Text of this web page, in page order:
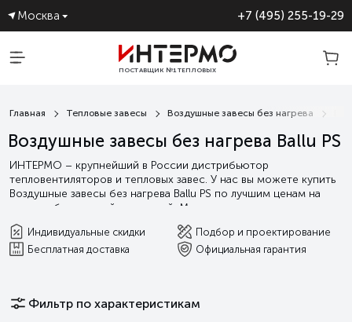
Москва +7 (495) 255-19-29
ПОСТАВЩИК №1 ТЕПЛОВЫХ
Главная Тепловые завесы Воздушные завесы без нагрева
Воздушные завесы без нагрева Ballu PS
ИНТЕРМО – крупнейший в России дистрибьютор
тепловентиляторов и тепловых завес. У нас вы можете купить
Воздушные завесы без нагрева Ballu PS по лучшим ценам на
рынке с бесплатной доставкой. Мы гарантируем выгодные
условия сотрудничества, а так индивидуальную поддержку от
подбора оборудования и проектирования, до сервисного и
гарантийного обслуживания.
Читать далее
Индивидуальные скидки
Подбор и проектирование
Бесплатная доставка
Официальная гарантия
Фильтр по характеристикам